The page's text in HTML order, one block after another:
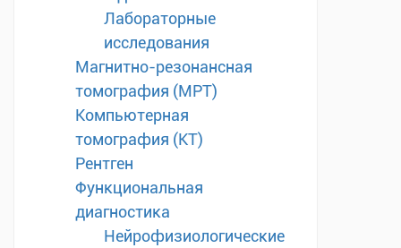
Лабораторные
исследования
Магнитно-резонансная
томография (МРТ)
Компьютерная
томография (КТ)
Рентген
Функциональная
диагностика
Нейрофизиологические